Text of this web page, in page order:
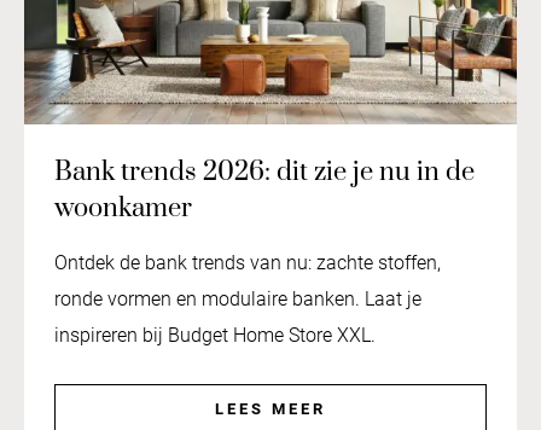
Bank trends 2026: dit zie je nu in de
woonkamer
Ontdek de bank trends van nu: zachte stoffen,
ronde vormen en modulaire banken. Laat je
inspireren bij Budget Home Store XXL.
LEES MEER